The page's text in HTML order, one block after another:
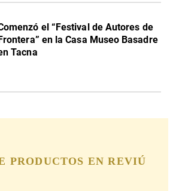
el “Festival de Autores de
en la Casa Museo Basadre
Tacna